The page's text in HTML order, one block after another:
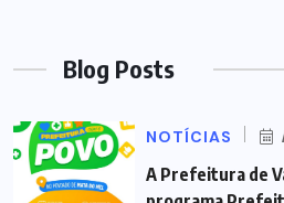
Blog Posts
NOTÍCIAS
A Prefeitura de